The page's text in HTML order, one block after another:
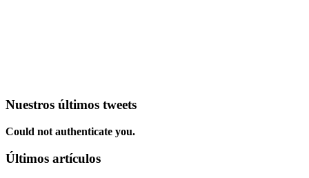
Nuestros últimos tweets
Could not authenticate you.
Últimos artículos